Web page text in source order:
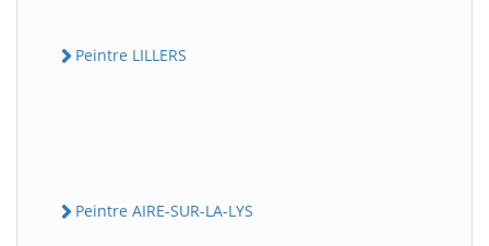
Peintre LILLERS
Peintre AIRE-SUR-LA-LYS